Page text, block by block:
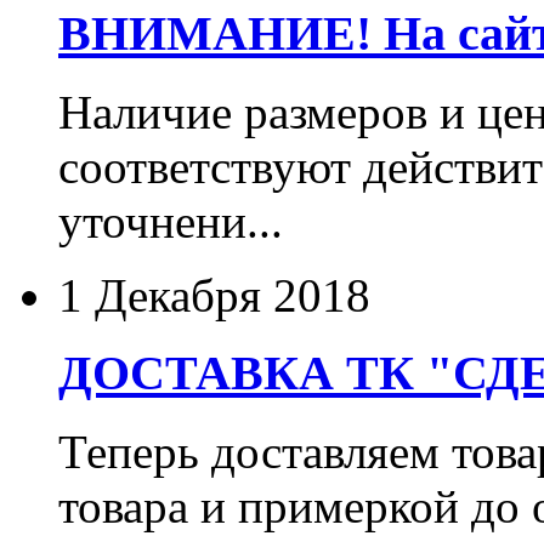
ВНИМАНИЕ! На сайте
Наличие размеров и
соответствуют
уточнени...
1 Декабря 2018
ДОСТАВКА ТК
Теперь доставляем
товара и примеркой